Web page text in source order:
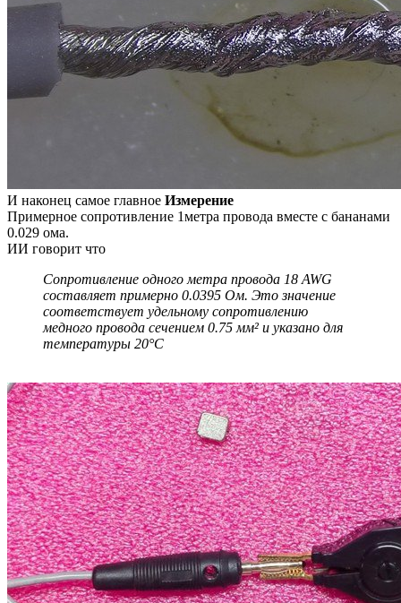
И наконец самое главное Измерение
Примерное сопротивление 1метра провода вместе с бананами
0.029 ома.
ИИ говорит что
Сопротивление одного метра провода 18 AWG
составляет примерно 0.0395 Ом. Это значение
соответствует удельному сопротивлению
медного провода сечением 0.75 мм² и указано для
температуры 20°C